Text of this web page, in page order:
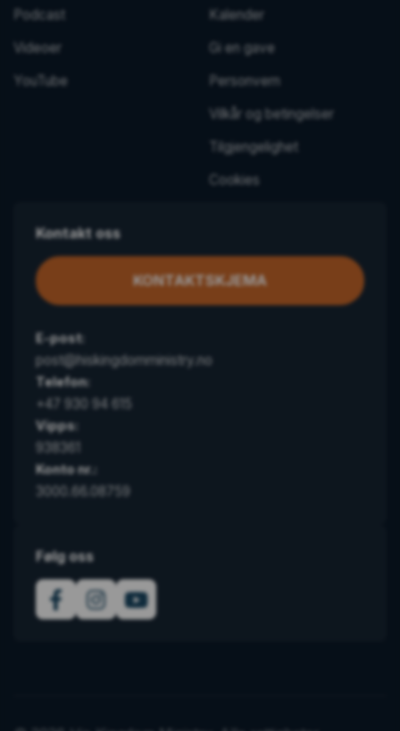
Podcast
Videoer
YouTube
Kalender
Gi en gave
Personvern
Vilkår og betingelser
Tilgjengelighet
Cookies
Følg oss
Kontakt oss
KONTAKTSKJEMA
E-post:
post@hiskingdomministry.no
Telefon:
+47 930 94 615
Vipps:
938361
Konto nr.:
3000.66.08759